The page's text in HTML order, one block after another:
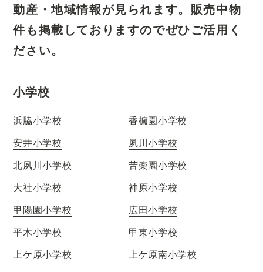
動産・地域情報が見られます。 販売中物
件も掲載しておりますのでぜひご活用く
ださい。
小学校
浜脇小学校
香櫨園小学校
安井小学校
夙川小学校
北夙川小学校
苦楽園小学校
大社小学校
神原小学校
甲陽園小学校
広田小学校
平木小学校
甲東小学校
上ケ原小学校
上ケ原南小学校